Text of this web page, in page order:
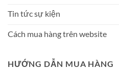
Tin tức sự kiện
Cách mua hàng trên website
HƯỚNG DẪN MUA HÀNG